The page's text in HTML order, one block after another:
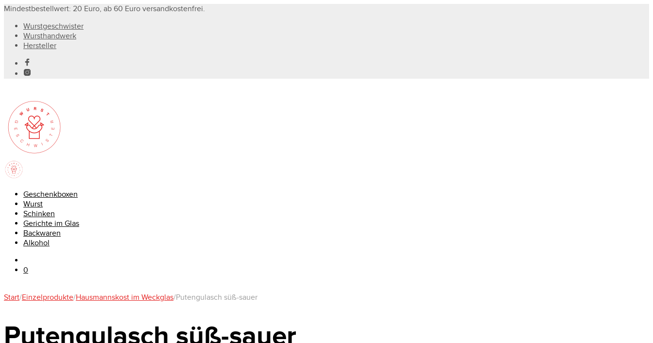
Mindestbestellwert: 20 Euro, ab 60 Euro versandkostenfrei.
Wurstgeschwister
Wursthandwerk
Hersteller
Geschenkboxen
Wurst
Schinken
Gerichte im Glas
Backwaren
Alkohol
0
Start/Einzelprodukte/Hausmannskost im Weckglas/Putengulasch süß-sauer
Putengulasch süß-sauer